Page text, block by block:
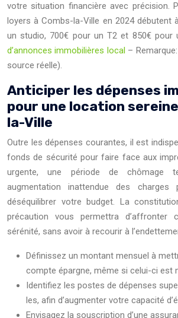
votre situation financière avec précision.
loyers à Combs-la-Ville en 2024 débutent
un studio, 700€ pour un T2 et 850€ pour
d’annonces immobilières local –
source réelle).
Anticiper les dépenses
pour une location
la-Ville
Outre les dépenses courantes, il est
fonds de sécurité pour faire face aux
urgente, une période de chômage
augmentation inattendue des charges
déséquilibrer votre budget. La
précaution vous permettra d’affronter
sérénité, sans avoir à recourir à
Définissez un montant mensuel à
compte épargne, même si celui-ci est
Identifiez les postes de dépenses
les, afin d’augmenter votre capacité
Envisagez la souscription d’une